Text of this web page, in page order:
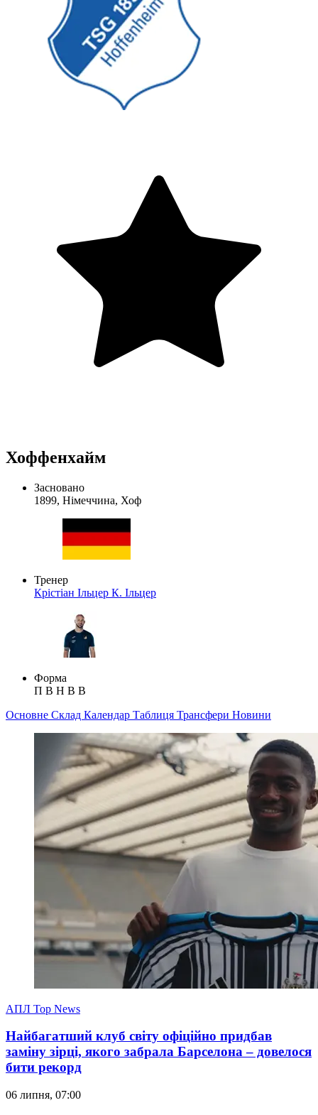
Хоффенхайм
Засновано
1899, Німеччина, Хоф
Тренер
Крістіан Ільцер К. Ільцер
Форма
П В Н В В
Основне Склад Календар Таблиця Трансфери Новини
АПЛ Top News
Найбагатший клуб світу офіційно придбав
заміну зірці, якого забрала Барселона – довелося
бити рекорд
06 липня, 07:00